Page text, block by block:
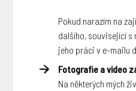
Pokud narazím na
dalšího, související s
jeho práci v e-mailu
Fotografie a video
Na některých mých